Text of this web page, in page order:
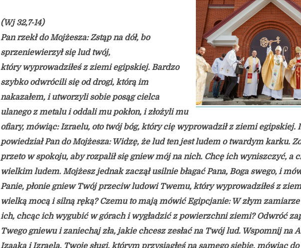
(Wj 32,7-14)
Pan rzekł do Mojżesza: Zstąp na dół, bo
sprzeniewierzył się lud twój,
który wyprowadziłeś z ziemi egipskiej. Bardzo
szybko odwrócili się od drogi, którą im
nakazałem, i utworzyli sobie posąg cielca
ulanego z metalu i oddali mu pokłon, i złożyli mu
ofiary, mówiąc: Izraelu, oto twój bóg, który cię wyprowadził z ziemi egipskiej.
powiedział Pan do Mojżesza: Widzę, że lud ten jest ludem o twardym karku.
przeto w spokoju, aby rozpalił się gniew mój na nich. Chcę ich wyniszczyć, a
wielkim ludem. Mojżesz jednak zaczął usilnie błagać Pana, Boga swego, i
Panie, płonie gniew Twój przeciw ludowi Twemu, który wyprowadziłeś z
wielką mocą i silną ręką? Czemu to mają mówić Egipcjanie: W złym
ich, chcąc ich wygubić w górach i wygładzić z powierzchni ziemi? Odwróć
Twego gniewu i zaniechaj zła, jakie chcesz zesłać na Twój lud. Wspomnij na
Izaaka i Izraela, Twoje sługi, którym przysiągłeś na samego siebie, mówiąc